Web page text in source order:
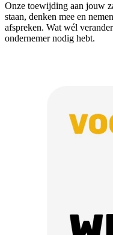
Onze toewijding aan jouw
staan, denken mee en
afspreken. Wat wél
ondernemer nodig hebt.